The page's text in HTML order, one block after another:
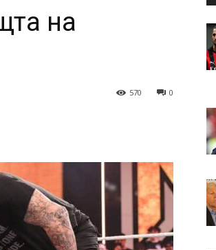
на
0
570